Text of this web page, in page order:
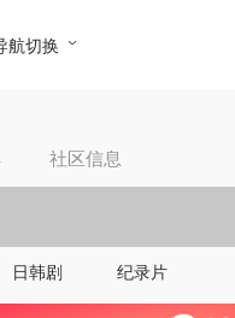
航切换
社区信息
日韩剧 纪录片